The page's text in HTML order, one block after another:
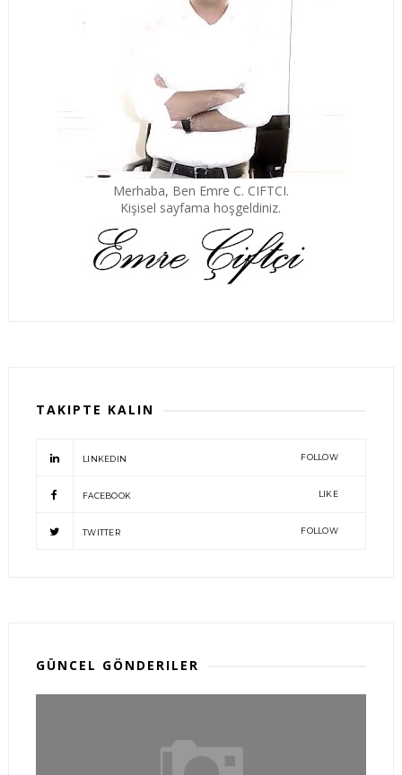
Merhaba, Ben Emre C. CIFTCI.
Kişisel sayfama hoşgeldiniz.
TAKIPTE KALIN
LINKEDIN FOLLOW
FACEBOOK LIKE
TWITTER FOLLOW
GÜNCEL GÖNDERILER